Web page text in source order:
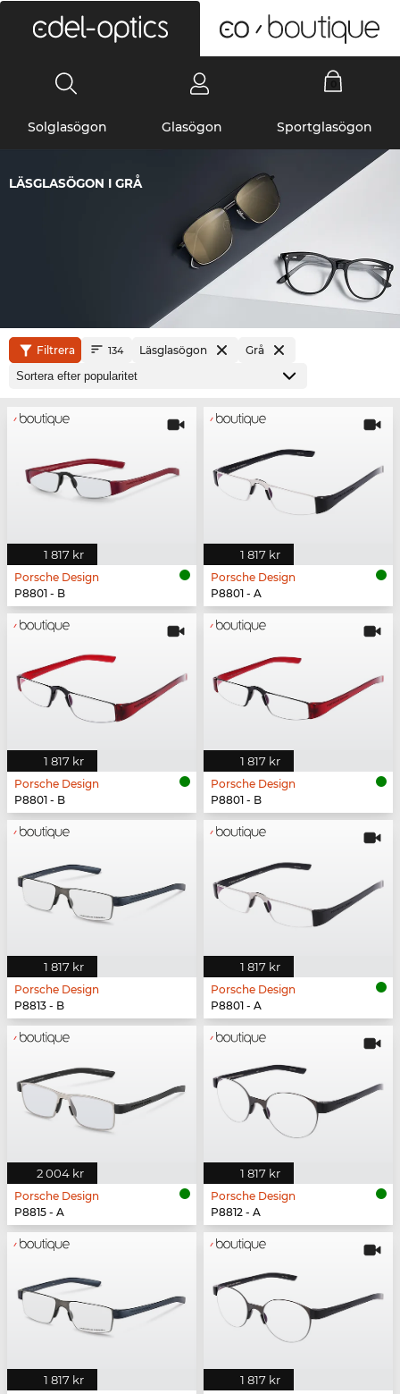
Solglasögon Glasögon Sportglasögon
LÄSGLASÖGON I GRÅ
Filtrera 134 Läsglasögon Grå
1 817 kr
Porsche Design
P8801 - B
1 817 kr
Porsche Design
P8801 - A
1 817 kr
Porsche Design
P8801 - B
1 817 kr
Porsche Design
P8801 - B
1 817 kr
Porsche Design
P8813 - B
1 817 kr
Porsche Design
P8801 - A
2 004 kr
Porsche Design
P8815 - A
1 817 kr
Porsche Design
P8812 - A
1 817 kr 1 817 kr